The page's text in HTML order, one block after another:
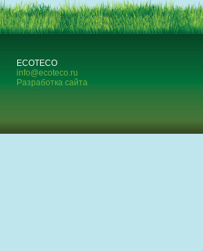
ECOTECO
info@ecoteco.ru
Разработка сайта